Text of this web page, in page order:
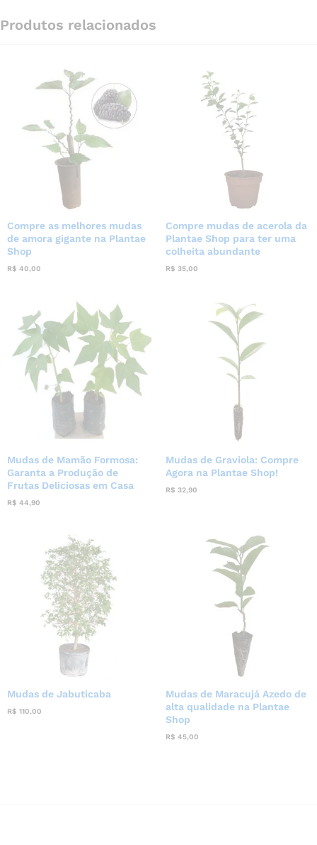
Produtos relacionados
Compre as melhores mudas
de amora gigante na Plantae
Shop
R$ 40,00
Compre mudas de acerola da
Plantae Shop para ter uma
colheita abundante
R$ 35,00
Mudas de Mamão Formosa:
Garanta a Produção de
Frutas Deliciosas em Casa
R$ 44,90
Mudas de Graviola: Compre
Agora na Plantae Shop!
R$ 32,90
Mudas de Jabuticaba
R$ 110,00
Mudas de Maracujá Azedo de
alta qualidade na Plantae
Shop
R$ 45,00